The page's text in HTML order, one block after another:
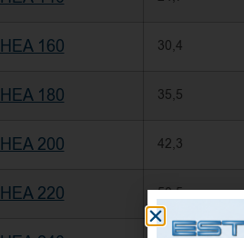
HEA 160 30,4
HEA 180 35,5
HEA 200 42,3
HEA 220 50,5